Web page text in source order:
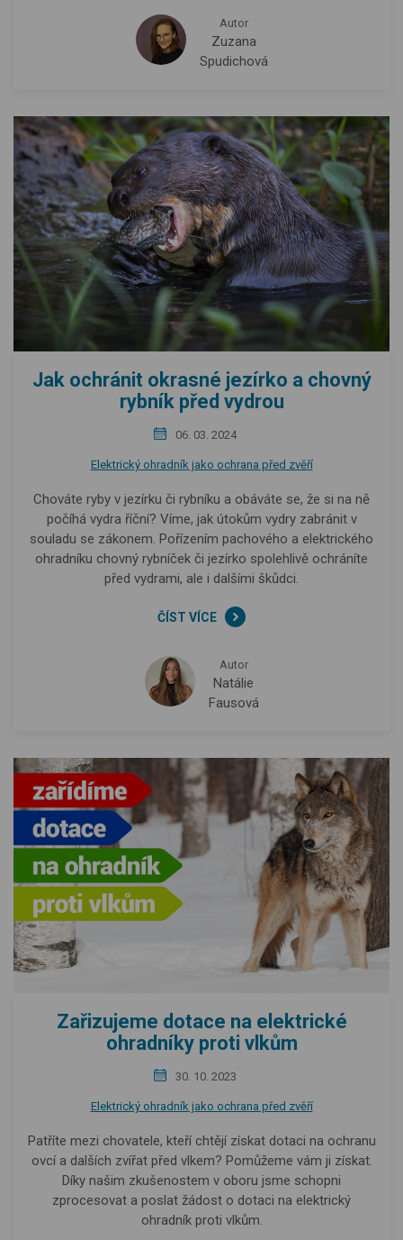
Autor
Zuzana
Spudichová
Jak ochránit okrasné jezírko a chovný
rybník před vydrou
06. 03. 2024
Elektrický ohradník jako ochrana před zvěří
Chováte ryby v jezírku či rybníku a obáváte se, že si na ně
počíhá vydra říční? Víme, jak útokům vydry zabránit v
souladu se zákonem. Pořízením pachového a elektrického
ohradníku chovný rybníček či jezírko spolehlivě ochráníte
před vydrami, ale i dalšími škůdci.
ČÍST VÍCE
Autor
Natálie
Fausová
Zařizujeme dotace na elektrické
ohradníky proti vlkům
30. 10. 2023
Elektrický ohradník jako ochrana před zvěří
Patříte mezi chovatele, kteří chtějí získat dotaci na ochranu
ovcí a dalších zvířat před vlkem? Pomůžeme vám ji získat.
Díky našim zkušenostem v oboru jsme schopni
zprocesovat a poslat žádost o dotaci na elektrický
ohradník proti vlkům.